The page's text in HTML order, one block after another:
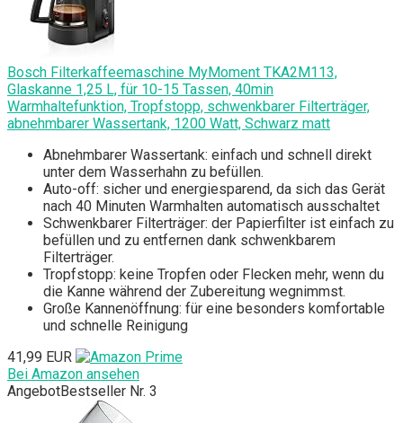
Bosch Filterkaffeemaschine MyMoment TKA2M113,
Glaskanne 1,25 L, für 10-15 Tassen, 40min
Warmhaltefunktion, Tropfstopp, schwenkbarer Filterträger,
abnehmbarer Wassertank, 1200 Watt, Schwarz matt
Abnehmbarer Wassertank: einfach und schnell direkt
unter dem Wasserhahn zu befüllen.
Auto-off: sicher und energiesparend, da sich das Gerät
nach 40 Minuten Warmhalten automatisch ausschaltet
Schwenkbarer Filterträger: der Papierfilter ist einfach zu
befüllen und zu entfernen dank schwenkbarem
Filterträger.
Tropfstopp: keine Tropfen oder Flecken mehr, wenn du
die Kanne während der Zubereitung wegnimmst.
Große Kannenöffnung: für eine besonders komfortable
und schnelle Reinigung
41,99 EUR
Bei Amazon ansehen
AngebotBestseller Nr. 3